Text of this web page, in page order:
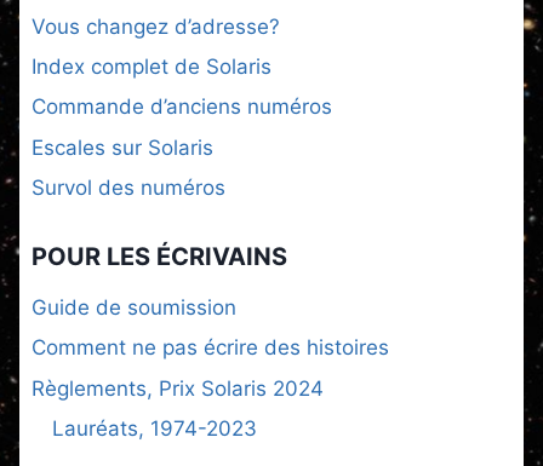
Vous changez d’adresse?
Index complet de Solaris
Commande d’anciens numéros
Escales sur Solaris
Survol des numéros
POUR LES ÉCRIVAINS
Guide de soumission
Comment ne pas écrire des histoires
Règlements, Prix Solaris 2024
Lauréats, 1974-2023